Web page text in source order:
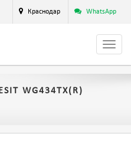
Краснодар WhatsApp
WG434TX(R)